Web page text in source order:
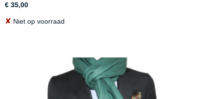
€ 35,00
✘ Niet op voorraad